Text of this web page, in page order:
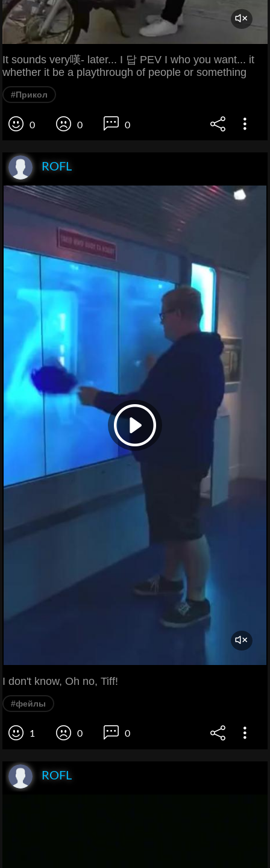
It sounds very嘆- later... I 답 PEV I who you want... it
whether it be a playthrough of people or something
#Прикол
0 0 0
ROFL
I don't know, Oh no, Tiff!
#фейлы
1 0 0
ROFL